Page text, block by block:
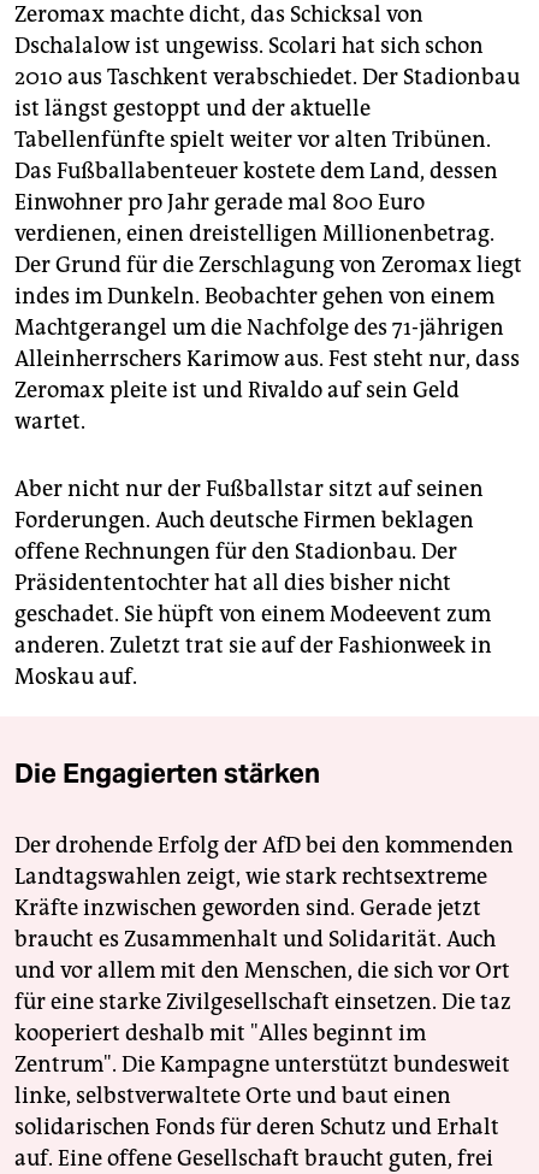
Zeromax machte dicht, das Schicksal von
Dschalalow ist ungewiss. Scolari hat sich schon
2010 aus Taschkent verabschiedet. Der Stadionbau
ist längst gestoppt und der aktuelle
Tabellenfünfte spielt weiter vor alten Tribünen.
Das Fußballabenteuer kostete dem Land, dessen
Einwohner pro Jahr gerade mal 800 Euro
verdienen, einen dreistelligen Millionenbetrag.
Der Grund für die Zerschlagung von Zeromax liegt
indes im Dunkeln. Beobachter gehen von einem
Machtgerangel um die Nachfolge des 71-jährigen
Alleinherrschers Karimow aus. Fest steht nur, dass
Zeromax pleite ist und Rivaldo auf sein Geld
wartet.
Aber nicht nur der Fußballstar sitzt auf seinen
Forderungen. Auch deutsche Firmen beklagen
offene Rechnungen für den Stadionbau. Der
Präsidententochter hat all dies bisher nicht
geschadet. Sie hüpft von einem Modeevent zum
anderen. Zuletzt trat sie auf der Fashionweek in
Moskau auf.
Die Engagierten stärken
Der drohende Erfolg der AfD bei den kommenden
Landtagswahlen zeigt, wie stark rechtsextreme
Kräfte inzwischen geworden sind. Gerade jetzt
braucht es Zusammenhalt und Solidarität. Auch
und vor allem mit den Menschen, die sich vor Ort
für eine starke Zivilgesellschaft einsetzen. Die taz
kooperiert deshalb mit "Alles beginnt im
Zentrum". Die Kampagne unterstützt bundesweit
linke, selbstverwaltete Orte und baut einen
solidarischen Fonds für deren Schutz und Erhalt
auf. Eine offene Gesellschaft braucht guten, frei